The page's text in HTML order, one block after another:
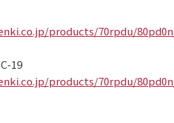
products/70rpdu/
19
products/70rpdu/